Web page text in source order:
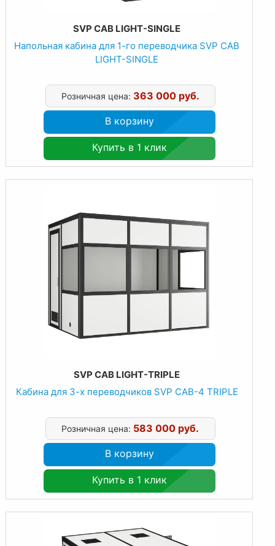
SVP CAB LIGHT-SINGLE
Напольная кабина для 1-го переводчика SVP CAB
LIGHT-SINGLE
Розничная цена: 363 000 руб.
В корзину
Купить в 1 клик
SVP CAB LIGHT-TRIPLE
Кабина для 3-х переводчиков SVP CAB-4 TRIPLE
Розничная цена: 583 000 руб.
В корзину
Купить в 1 клик